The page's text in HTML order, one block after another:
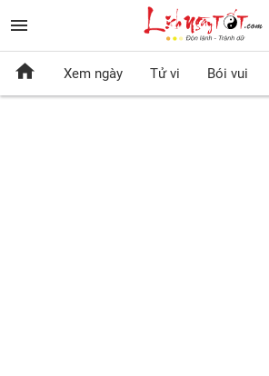
Xem ngày Tử vi Bói vui